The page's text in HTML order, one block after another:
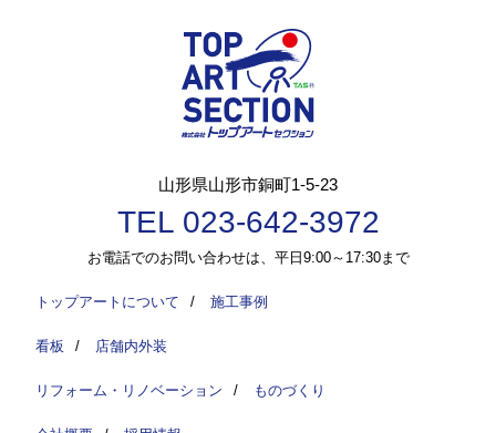
山形県山形市銅町1-5-23
TEL 023-642-3972
お電話でのお問い合わせは、平日9:00～17:30まで
トップアートについて / 施工事例
看板 / 店舗内外装
リフォーム・リノベーション / ものづくり